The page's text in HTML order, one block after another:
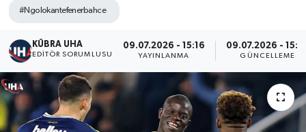
#Ngolokantefenerbahce
KÜBRA UHA
EDİTÖR SORUMLUSU
09.07.2026 - 15:16
YAYINLANMA
09.07.2026 -
GÜNCELLEME